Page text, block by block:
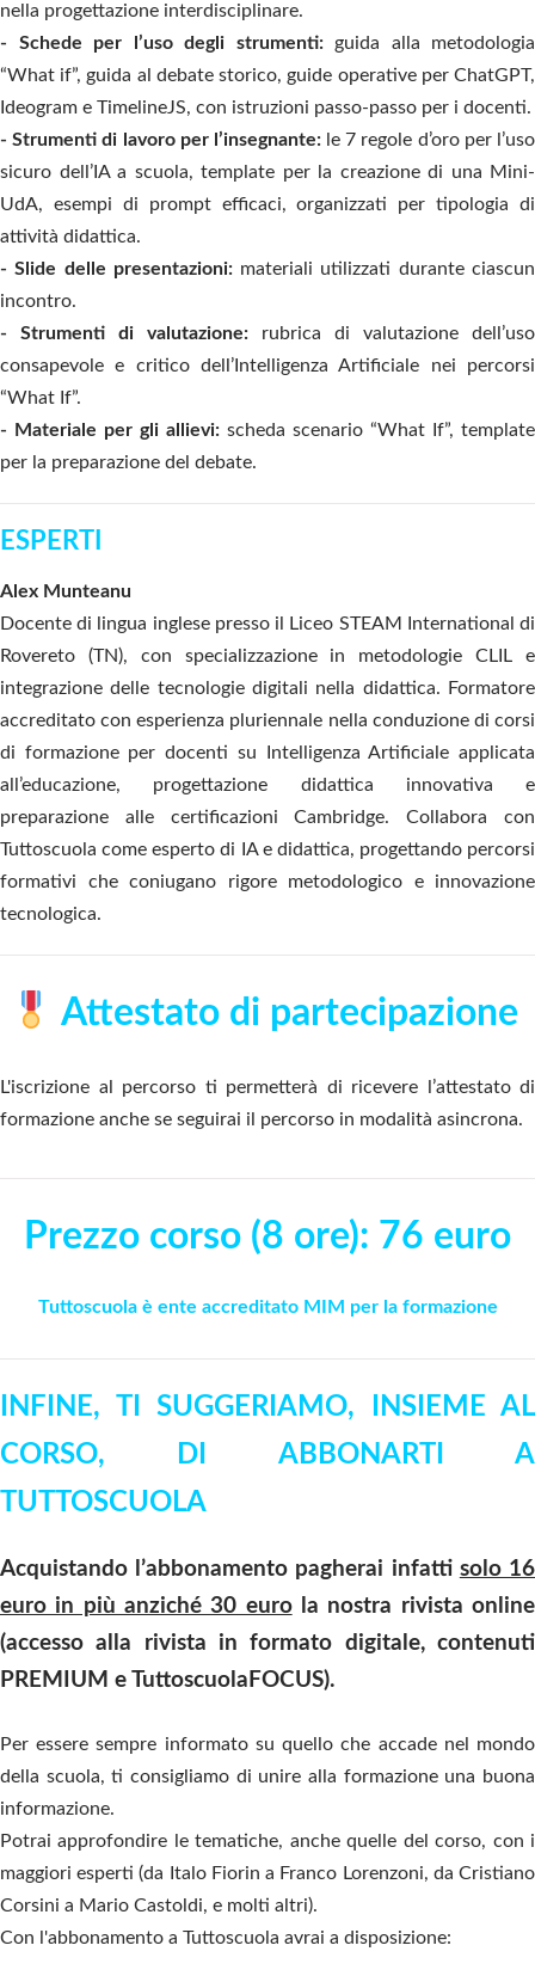
nella progettazione interdisciplinare.
- Schede per l’uso degli strumenti: guida alla metodologia
“What if”, guida al debate storico, guide operative per ChatGPT,
Ideogram e TimelineJS, con istruzioni passo-passo per i docenti.
- Strumenti di lavoro per l’insegnante: le 7 regole d’oro per l’uso
sicuro dell’IA a scuola, template per la creazione di una Mini-
UdA, esempi di prompt efficaci, organizzati per tipologia di
attività didattica.
- Slide delle presentazioni: materiali utilizzati durante ciascun
incontro.
- Strumenti di valutazione: rubrica di valutazione dell’uso
consapevole e critico dell’Intelligenza Artificiale nei percorsi
“What If”.
- Materiale per gli allievi: scheda scenario “What If”, template
per la preparazione del debate.
ESPERTI
Alex Munteanu
Docente di lingua inglese presso il Liceo STEAM International di
Rovereto (TN), con specializzazione in metodologie CLIL e
integrazione delle tecnologie digitali nella didattica. Formatore
accreditato con esperienza pluriennale nella conduzione di corsi
di formazione per docenti su Intelligenza Artificiale applicata
all’educazione, progettazione didattica innovativa e
preparazione alle certificazioni Cambridge. Collabora con
Tuttoscuola come esperto di IA e didattica, progettando percorsi
formativi che coniugano rigore metodologico e innovazione
tecnologica.
Attestato di partecipazione
L'iscrizione al percorso ti permetterà di ricevere l’attestato di
formazione anche se seguirai il percorso in modalità asincrona.
Prezzo corso (8 ore): 76 euro
Tuttoscuola è ente accreditato MIM per la formazione
INFINE, TI SUGGERIAMO, INSIEME AL
CORSO, DI ABBONARTI A
TUTTOSCUOLA
Acquistando l’abbonamento pagherai infatti solo 16
euro in più anziché 30 eurola nostra rivista online
(accesso alla rivista in formato digitale, contenuti
PREMIUM e TuttoscuolaFOCUS).
Per essere sempre informato su quello che accade nel mondo
della scuola, ti consigliamo di unire alla formazione una buona
informazione.
Potrai approfondire le tematiche, anche quelle del corso, con i
maggiori esperti (da Italo Fiorin a Franco Lorenzoni, da Cristiano
Corsini a Mario Castoldi, e molti altri).
Con l'abbonamento a Tuttoscuola avrai a disposizione: